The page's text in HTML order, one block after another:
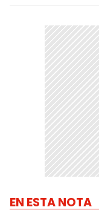
EN ESTA NOTA